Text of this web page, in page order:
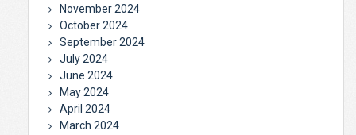
November 2024
October 2024
September 2024
July 2024
June 2024
May 2024
April 2024
March 2024